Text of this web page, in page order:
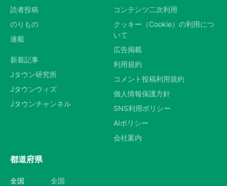
読者投稿
のりもの
連載
新着記事
Jタウン研究所
Jタウンウィズ
Jタウンチャンネル
コンテンツ二次利用
クッキー（Cookie）の利用につ
いて
広告掲載
利用規約
コメント投稿利用規約
個人情報保護方針
SNS利用ポリシー
AIポリシー
会社案内
都道府県
全国
全国